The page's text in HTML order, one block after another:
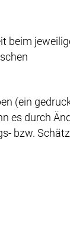
beim
(ein
es durch
bzw.